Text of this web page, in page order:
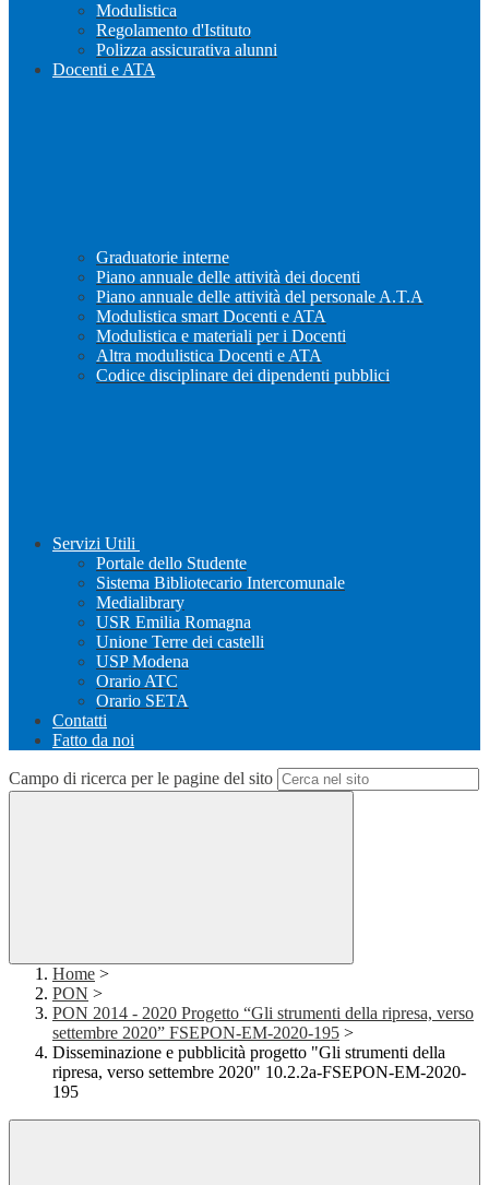
Modulistica
Regolamento d'Istituto
Polizza assicurativa alunni
Docenti e ATA
Graduatorie interne
Piano annuale delle attività dei docenti
Piano annuale delle attività del personale A.T.A
Modulistica smart Docenti e ATA
Modulistica e materiali per i Docenti
Altra modulistica Docenti e ATA
Codice disciplinare dei dipendenti pubblici
Servizi Utili
Portale dello Studente
Sistema Bibliotecario Intercomunale
Medialibrary
USR Emilia Romagna
Unione Terre dei castelli
USP Modena
Orario ATC
Orario SETA
Contatti
Fatto da noi
Campo di ricerca per le pagine del sito
Home >
PON >
PON 2014 - 2020 Progetto “Gli strumenti della ripresa, verso
settembre 2020” FSEPON-EM-2020-195 >
Disseminazione e pubblicità progetto "Gli strumenti della
ripresa, verso settembre 2020" 10.2.2a-FSEPON-EM-2020-
195